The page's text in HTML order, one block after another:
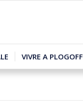
VIVRE A PLOGOFF